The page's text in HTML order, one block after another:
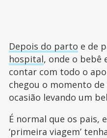
Depois do parto e de
hospital, onde o bebê
contar com todo o
chegou o momento
ocasião levando um
É normal que os pais,
‘primeira viagem’